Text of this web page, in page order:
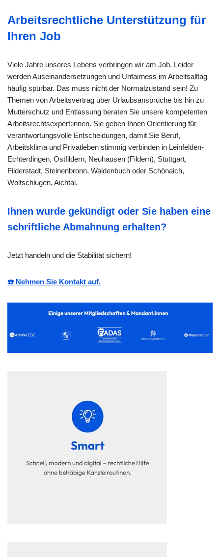
Arbeitsrechtliche Unterstützung für
Ihren Job
Viele Jahre unseres Lebens verbringen wir am Job. Leider
werden Auseinandersetzungen und Unfairness im Arbeitsalltag
häufig spürbar. Das muss nicht der Normalzustand sein! Zu
Themen von Arbeitsvertrag über Urlaubsansprüche bis hin zu
Mutterschutz und Entlassung beraten Sie unsere kompetenten
Arbeitsrechtsexpert:innen. Sie geben Ihnen Orientierung für
verantwortungsvolle Entscheidungen, damit Sie Beruf,
Arbeitsklima und Privatleben stimmig verbinden in Leinfelden-
Echterdingen, Ostfildern, Neuhausen (Fildern), Stuttgart,
Filderstadt, Steinenbronn, Waldenbuch oder Schönaich,
Wolfschlugen, Aichtal.
Ihnen wurde gekündigt oder Sie haben eine
schriftliche Abmahnung erhalten?
Jetzt handeln und die Stabilität sichern!
☎️ Nehmen Sie Kontakt auf.